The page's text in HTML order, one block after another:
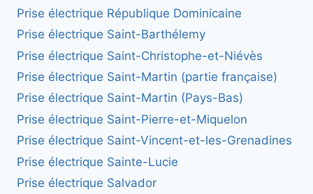
Prise électrique République Dominicaine
Prise électrique Saint-Barthélemy
Prise électrique Saint-Christophe-et-Niévès
Prise électrique Saint-Martin (partie française)
Prise électrique Saint-Martin (Pays-Bas)
Prise électrique Saint-Pierre-et-Miquelon
Prise électrique Saint-Vincent-et-les-Grenadines
Prise électrique Sainte-Lucie
Prise électrique Salvador